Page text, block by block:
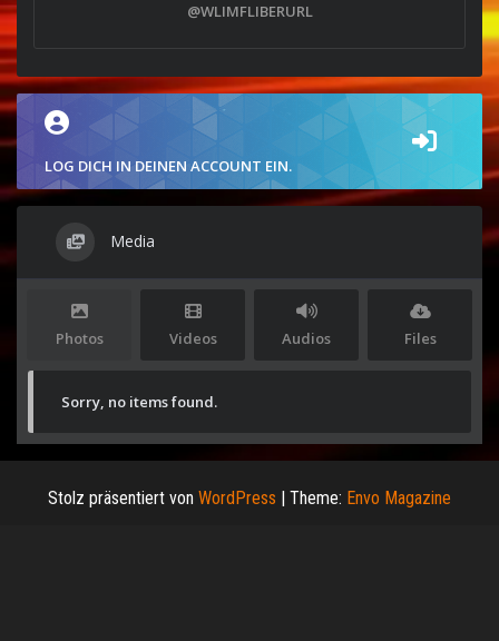
@WLIMFLIBERURL
LOG DICH IN DEINEN ACCOUNT EIN.
Media
Photos Videos Audios Files
Sorry, no items found.
Stolz präsentiert von WordPress | Theme: Envo Magazine